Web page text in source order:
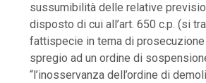
sussumibilità delle relative
disposto di cui all’art. 650 c.p. (si
fattispecie in tema di
spregio ad un ordine di
“l’inosservanza dell’ordine di